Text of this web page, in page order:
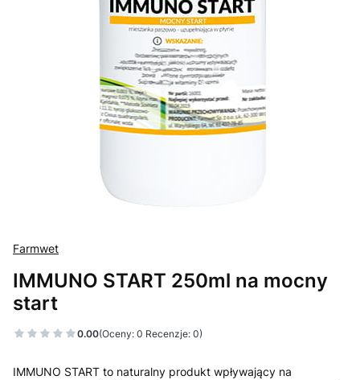
Farmwet
IMMUNO START 250ml na mocny
start
0.00(Oceny: 0 Recenzje: 0)
Przejdź do sekcji Opinie
IMMUNO START to naturalny produkt wpływający na